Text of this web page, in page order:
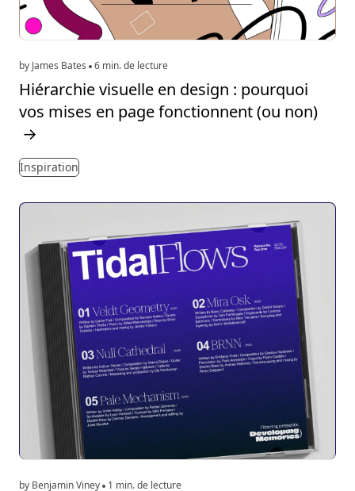
by James Bates 6 min. de lecture
Hiérarchie visuelle en design : pourquoi
vos mises en page fonctionnent (ou non)
→
Inspiration
by Benjamin Viney 1 min. de lecture